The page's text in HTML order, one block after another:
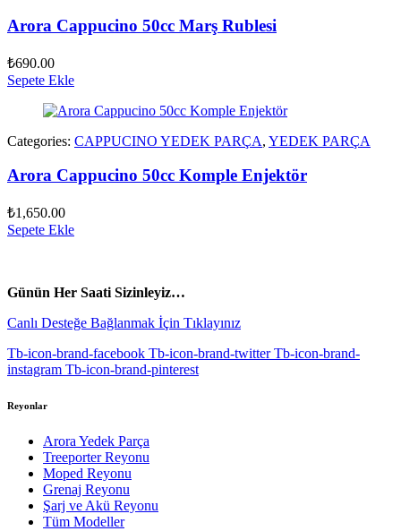
Arora Cappucino 50cc Marş Rublesi
₺690.00
Sepete Ekle
Categories: CAPPUCINO YEDEK PARÇA, YEDEK PARÇA
Arora Cappucino 50cc Komple Enjektör
₺1,650.00
Sepete Ekle
Günün Her Saati Sizinleyiz…
Canlı Desteğe Bağlanmak İçin Tıklayınız
Tb-icon-brand-facebook Tb-icon-brand-twitter Tb-icon-brand-
instagram Tb-icon-brand-pinterest
Reyonlar
Arora Yedek Parça
Treeporter Reyonu
Moped Reyonu
Grenaj Reyonu
Şarj ve Akü Reyonu
Tüm Modeller